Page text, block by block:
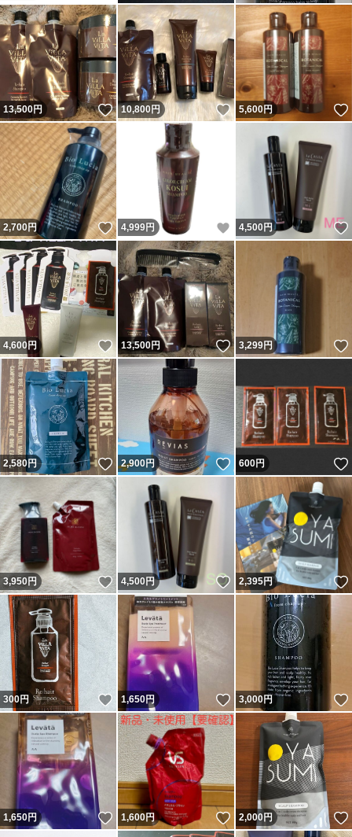
13,500円 いいね！
10,800円 いいね！
5,600円
2,700円 いいね！
4,999円 いいね！
4,500円
4,600円 いいね！
13,500円 いいね！
3,299円
2,580円 いいね！
2,900円 いいね！
600円
3,950円 いいね！
4,500円 いいね！
2,395円
300円 いいね！
1,650円 いいね！
3,000円
1,650円 いいね！
1,600円 いいね！
2,000円